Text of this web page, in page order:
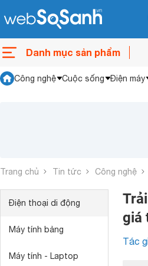
Danh mục sản phẩm
Công nghệ Cuộc sống Điện máy
Trang chủ Tin tức Công nghệ
Điện thoại di động
Máy tính bảng
Máy tính - Laptop
giá
Tác